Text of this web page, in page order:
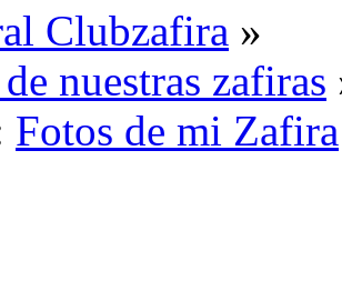
Clubzafira »
nuestras zafiras
Fotos de mi Zafira